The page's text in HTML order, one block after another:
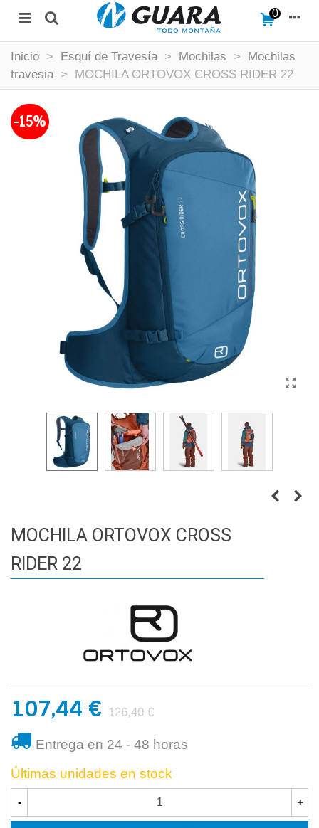
0
Inicio > Esquí de Travesía > Mochilas >
Mochilas
travesia > MOCHILA ORTOVOX CROSS RIDER 22
-15%
MOCHILA ORTOVOX CROSS
RIDER 22
107,44 € 126,40 €
Entrega en 24 - 48 horas
Últimas unidades en stock
- +